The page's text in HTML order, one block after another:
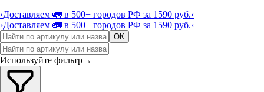
›Доставляем 🚛 в 500+ городов РФ за 1590 руб.‹
›Доставляем 🚛 в 500+ городов РФ за 1590 руб.‹
ОК
Используйте фильтр→